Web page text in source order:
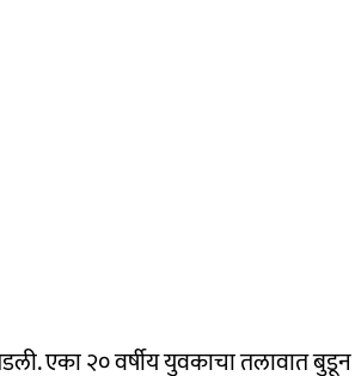
एका २० वर्षीय युवकाचा तलावात बुडून